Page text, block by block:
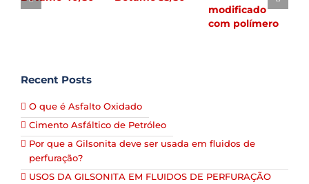
modificado
com polímero
Recent Posts
O que é Asfalto Oxidado
Cimento Asfáltico de Petróleo
Por que a Gilsonita deve ser usada em fluidos de
perfuração?
USOS DA GILSONITA EM FLUIDOS DE PERFURAÇÃO